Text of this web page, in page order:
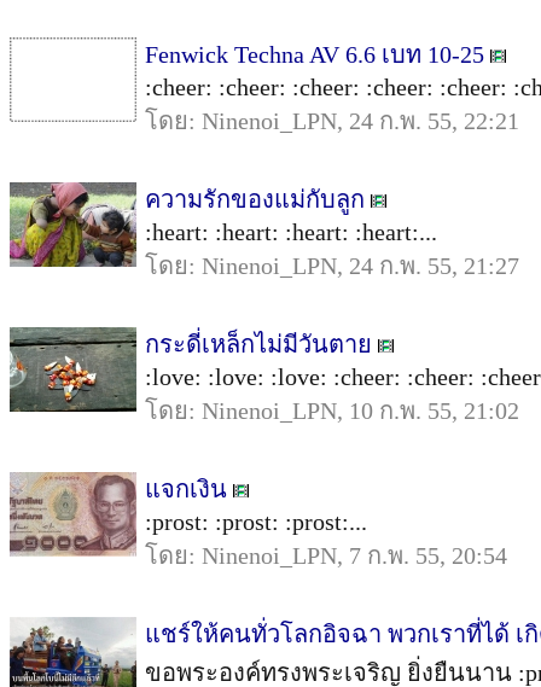
Fenwick Techna AV 6.6 เบท 10-25
:cheer: :cheer: :cheer: :cheer: :cheer:
โดย: Ninenoi_LPN, 24 ก.พ. 55, 22:21
ความรักของแม่กับลูก
:heart: :heart: :heart: :heart:...
โดย: Ninenoi_LPN, 24 ก.พ. 55, 21:27
กระดี่เหล็กไม่มีวันตาย
:love: :love: :love: :cheer: :cheer:
โดย: Ninenoi_LPN, 10 ก.พ. 55, 21:02
แจกเงิน
:prost: :prost: :prost:...
โดย: Ninenoi_LPN, 7 ก.พ. 55, 20:54
แชร์ให้คนทั่วโลกอิจฉา พวกเราที่ได้
ขอพระองค์ทรงพระเจริญ ยิ่งยืนนาน